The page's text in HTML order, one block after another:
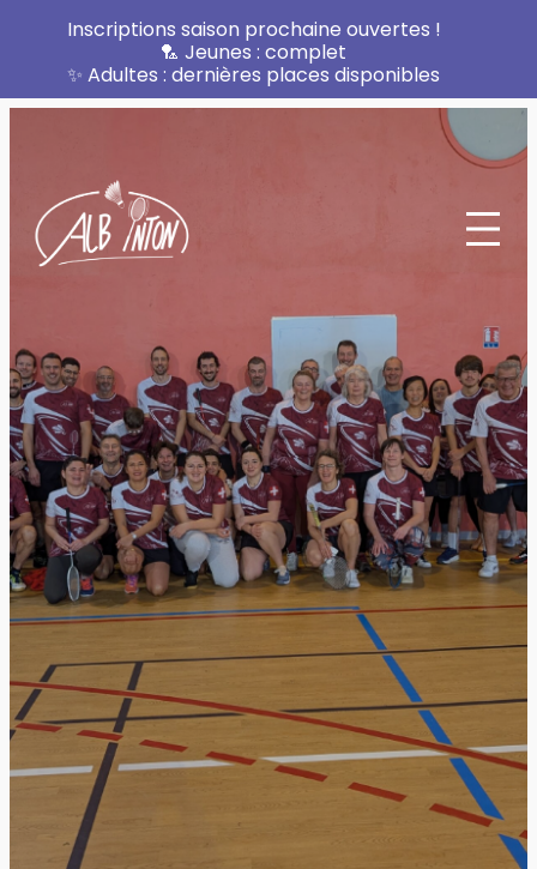
Inscriptions saison prochaine ouvertes !
🏸 Jeunes : complet
✨ Adultes : dernières places disponibles